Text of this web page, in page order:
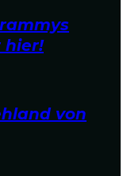
hier!
von